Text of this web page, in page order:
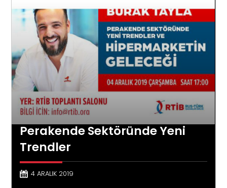
Perakende Sektöründe Yeni
Trendler
4 ARALIK 2019